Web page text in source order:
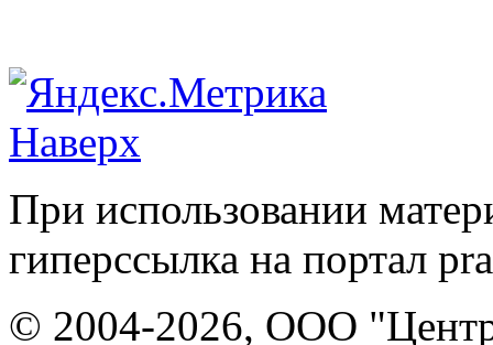
Наверх
При использовании
гиперссылка на портал
© 2004-2026, ООО "Центр